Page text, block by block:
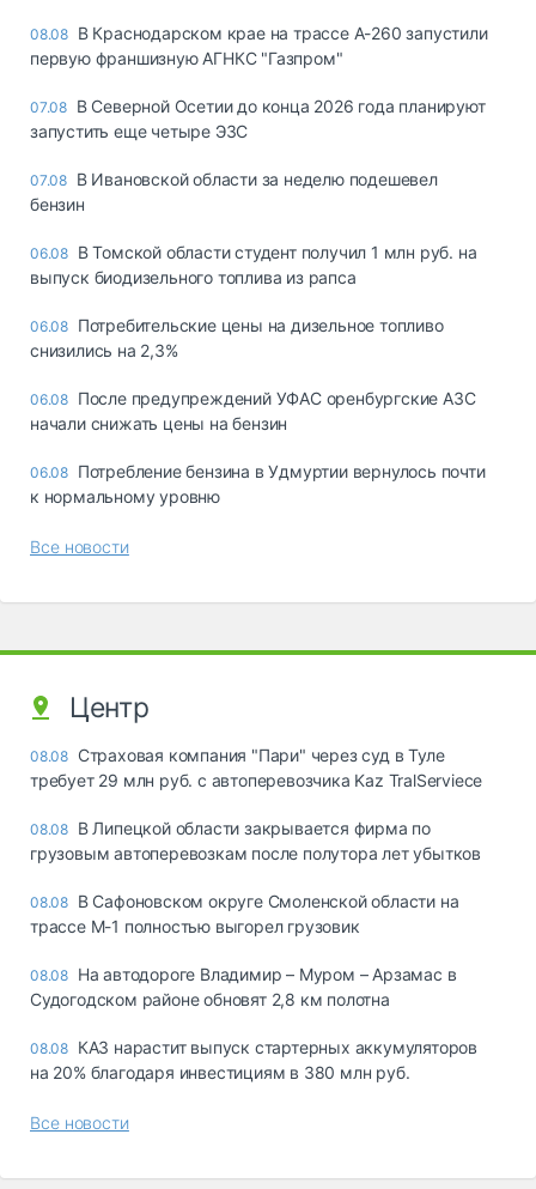
08.08 В Краснодарском крае на трассе А-260 запустили
первую франшизную АГНКС "Газпром"
07.08 В Северной Осетии до конца 2026 года планируют
запустить еще четыре ЭЗС
07.08 В Ивановской области за неделю подешевел
бензин
06.08 В Томской области студент получил 1 млн руб. на
выпуск биодизельного топлива из рапса
06.08 Потребительские цены на дизельное топливо
снизились на 2,3%
06.08 После предупреждений УФАС оренбургские АЗС
начали снижать цены на бензин
06.08 Потребление бензина в Удмуртии вернулось почти
к нормальному уровню
Все новости
Центр
08.08 Страховая компания "Пари" через суд в Туле
требует 29 млн руб. с автоперевозчика Kaz TralServiece
08.08 В Липецкой области закрывается фирма по
грузовым автоперевозкам после полутора лет убытков
08.08 В Сафоновском округе Смоленской области на
трассе М-1 полностью выгорел грузовик
08.08 На автодороге Владимир – Муром – Арзамас в
Судогодском районе обновят 2,8 км полотна
08.08 КАЗ нарастит выпуск стартерных аккумуляторов
на 20% благодаря инвестициям в 380 млн руб.
Все новости